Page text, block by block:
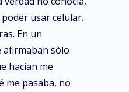
usar celular.
En un
afirmaban sólo
hacían me
me pasaba, no